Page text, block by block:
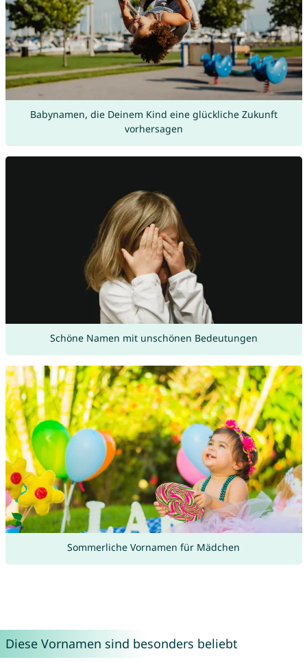
Babynamen, die Deinem Kind eine glückliche Zukunft
vorhersagen
Schöne Namen mit unschönen Bedeutungen
Sommerliche Vornamen für Mädchen
Diese Vornamen sind besonders beliebt